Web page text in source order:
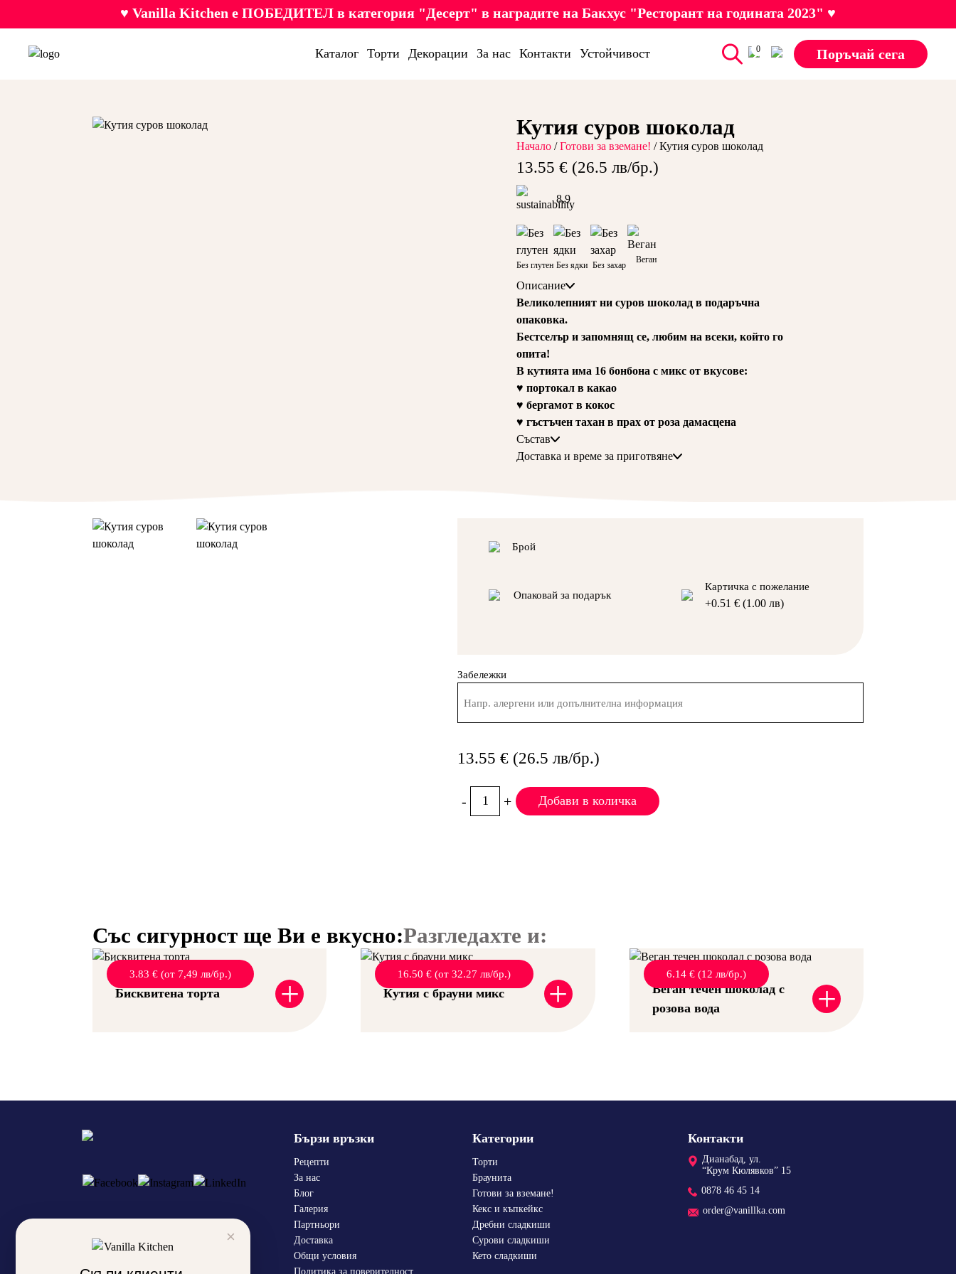
♥ Vanilla Kitchen е ПОБЕДИТЕЛ в категория "Десерт" в наградите на Бакхус "Ресторант на годината 2023" ♥
Каталог Торти Декорации За нас Контакти Устойчивост 0 Поръчай сега
Кутия суров шоколад
Начало /Готови за вземане! / Кутия суров шоколад
13.55 € (26.5 лв/бр.)
8,9
Без глутен Без ядки Без захар
Веган
Описание
Великолепният ни суров шоколад в подаръчна
опаковка.
Бестселър и запомнящ се, любим на всеки, който го
опита!
В кутията има 16 бонбона с микс от вкусове:
♥ портокал в какао
♥ бергамот в кокос
♥ гъстъчен тахан в прах от роза дамасцена
Състав
Какао с масленост 22% , кокосово масло, слънчогледов
Доставка и време за приготвяне
+0.51 € (1.00 лв)
Забележки
13.55 € (26.5 лв/бр.)
- + Добави в количка
Със сигурност ще Ви е вкусно:Разгледахте и:
Бисквитена торта +
3.83 € (от 7,49 лв/бр.)
Кутия с брауни микс +
16.50 € (от 32.27 лв/бр.)
Веган течен шоколад с
розова вода
+
6.14 € (12 лв/бр.)
Бързи връзки
Рецепти
За нас
Блог
Галерия
Партньори
Доставка
Общи условия
Политика за поверителност
Категории
Торти
Браунита
Готови за вземане!
Кекс и къпкейкс
Дребни сладкиши
Сурови сладкиши
Кето сладкиши
Контакти
Дианабад, ул.
“Крум Кюлявков” 15
0878 46 45 14
order@vanillka.com
×